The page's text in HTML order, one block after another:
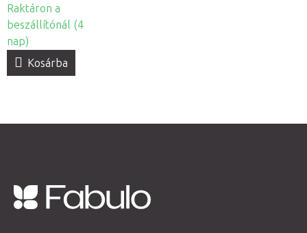
Raktáron a
beszállítónál (4
nap)
Kosárba